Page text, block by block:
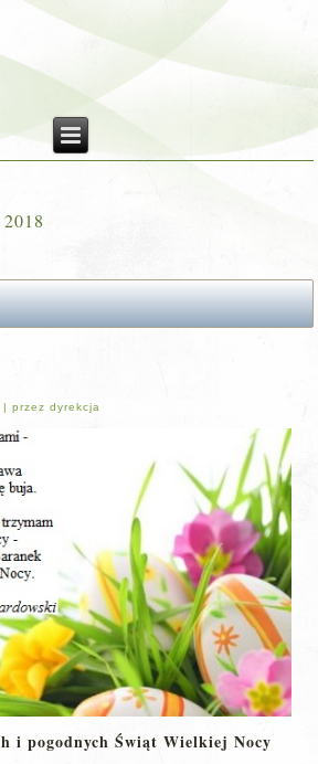
|przez dyrekcja
i pogodnych Świąt Wielkiej Nocy